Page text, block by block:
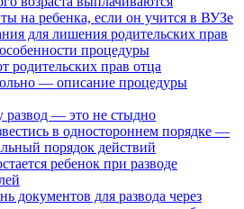
на ребенка, если он учится в ВУЗе
для лишения родительских прав
процедуры
родительских прав отца
— описание процедуры
развод — это не стыдно
в одностороннем порядке —
порядок действий
ребенок при разводе
документов для развода через